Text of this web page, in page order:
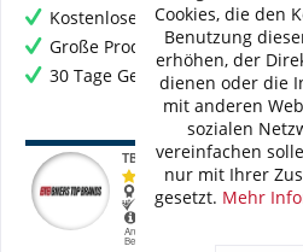
Kostenloser Versand ab € 60,-
Große Produktauswahl mit
30 Tage Geld-Zurück-Garantie
Cookies, die den
Benutzung
erhöhen, der
dienen oder die
mit anderen
sozialen
vereinfachen
nur mit Ihrer
gesetzt. Mehr